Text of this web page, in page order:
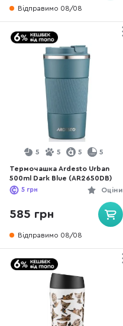
Відправимо 08/08
5 5 5 5
Термочашка Ardesto Urban
500ml Dark Blue (AR2650DB)
Оціни
5 грн
585 грн
Відправимо 08/08